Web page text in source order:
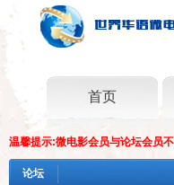
首页
温馨提示:微电影会员与论坛会员
论坛